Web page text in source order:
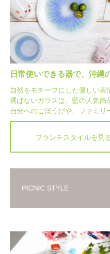
日常使いできる器で、沖縄
自然をモチーフにした優しい
選ばないガラスは、藍の人気商
自分へのごほうびや、ファミ
ブランチスタイルを見る
PICNIC STYLE